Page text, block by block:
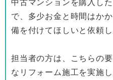
で、多少お金と時間はか
備を付けてほしいと依頼し
担当者の方は、こちらの
なリフォーム施工を実施